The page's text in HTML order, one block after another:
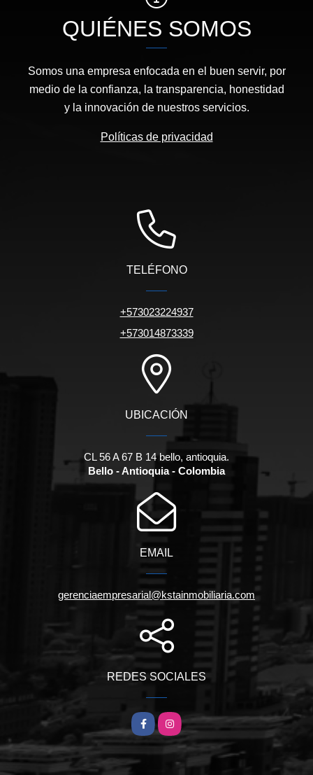
QUIÉNES SOMOS
Somos una empresa enfocada en el buen servir, por
medio de la confianza, la transparencia, honestidad
y la innovación de nuestros servicios.
Políticas de privacidad
TELÉFONO
+573023224937
+573014873339
UBICACIÓN
CL 56 A 67 B 14 bello, antioquia.
Bello - Antioquia - Colombia
EMAIL
gerenciaempresarial@kstainmobiliaria.com
REDES SOCIALES
FacebookInstagram